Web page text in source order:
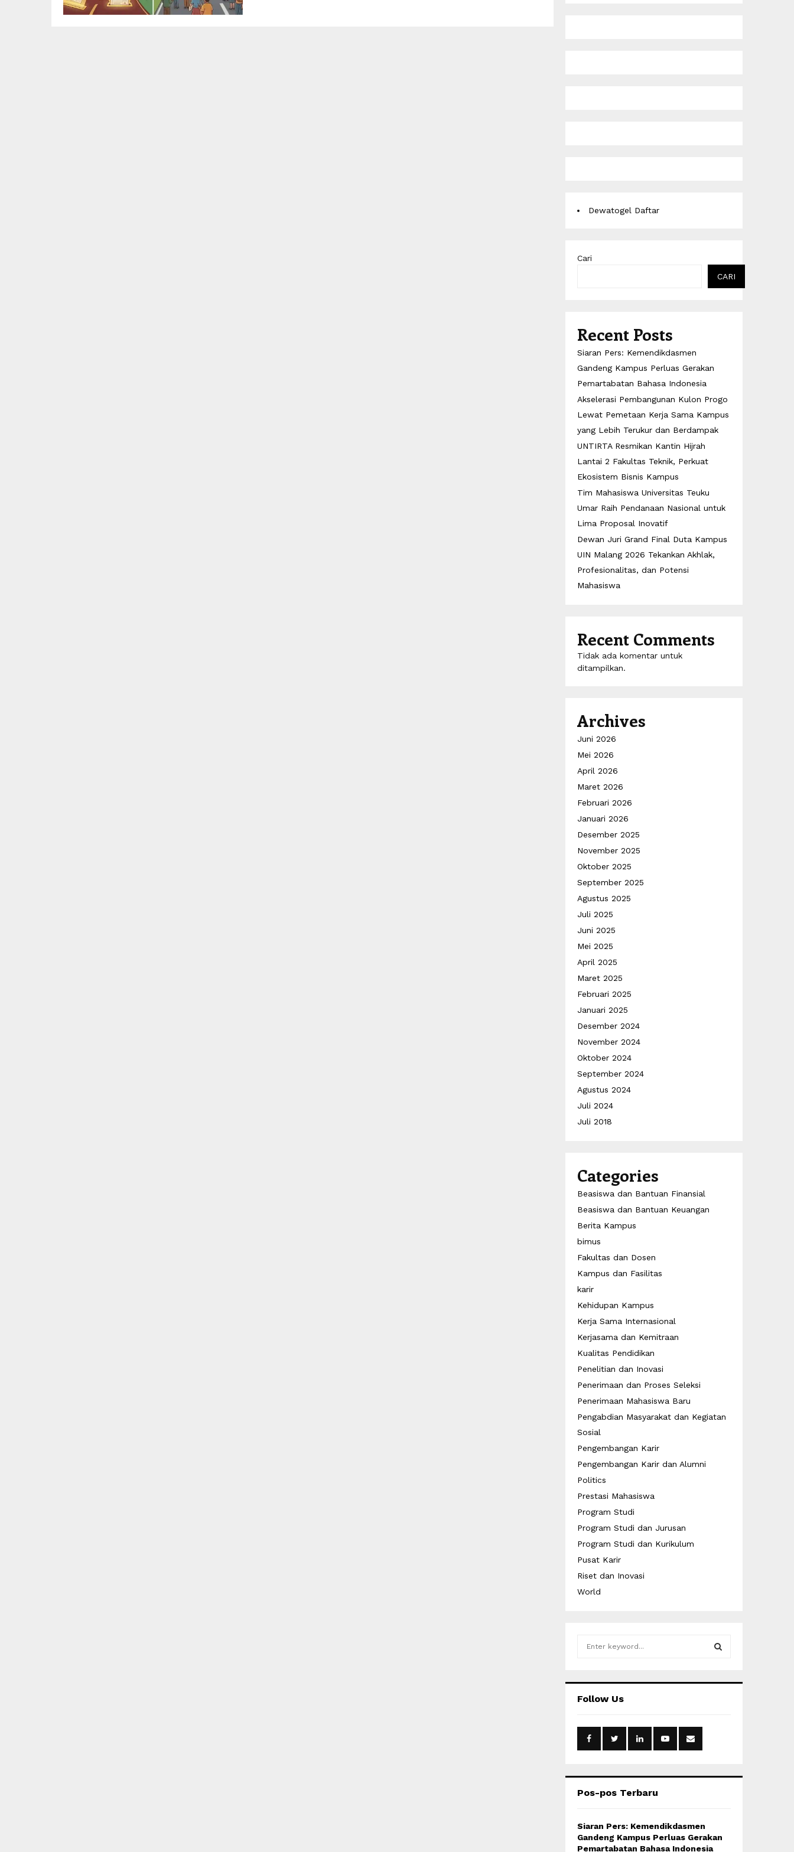
Dewatogel Daftar
Cari
CARI
Recent Posts
Siaran Pers: Kemendikdasmen
Gandeng Kampus Perluas Gerakan
Pemartabatan Bahasa Indonesia
Akselerasi Pembangunan Kulon Progo
Lewat Pemetaan Kerja Sama Kampus
yang Lebih Terukur dan Berdampak
UNTIRTA Resmikan Kantin Hijrah
Lantai 2 Fakultas Teknik, Perkuat
Ekosistem Bisnis Kampus
Tim Mahasiswa Universitas Teuku
Umar Raih Pendanaan Nasional untuk
Lima Proposal Inovatif
Dewan Juri Grand Final Duta Kampus
UIN Malang 2026 Tekankan Akhlak,
Profesionalitas, dan Potensi
Mahasiswa
Recent Comments
Tidak ada komentar untuk
ditampilkan.
Archives
Juni 2026
Mei 2026
April 2026
Maret 2026
Februari 2026
Januari 2026
Desember 2025
November 2025
Oktober 2025
September 2025
Agustus 2025
Juli 2025
Juni 2025
Mei 2025
April 2025
Maret 2025
Februari 2025
Januari 2025
Desember 2024
November 2024
Oktober 2024
September 2024
Agustus 2024
Juli 2024
Juli 2018
Categories
Beasiswa dan Bantuan Finansial
Beasiswa dan Bantuan Keuangan
Berita Kampus
bimus
Fakultas dan Dosen
Kampus dan Fasilitas
karir
Kehidupan Kampus
Kerja Sama Internasional
Kerjasama dan Kemitraan
Kualitas Pendidikan
Penelitian dan Inovasi
Penerimaan dan Proses Seleksi
Penerimaan Mahasiswa Baru
Pengabdian Masyarakat dan Kegiatan
Sosial
Pengembangan Karir
Pengembangan Karir dan Alumni
Politics
Prestasi Mahasiswa
Program Studi
Program Studi dan Jurusan
Program Studi dan Kurikulum
Pusat Karir
Riset dan Inovasi
World
h
o
:
Follow Us
Pos-pos Terbaru
Siaran Pers: Kemendikdasmen
Gandeng Kampus Perluas Gerakan
Pemartabatan Bahasa Indonesia